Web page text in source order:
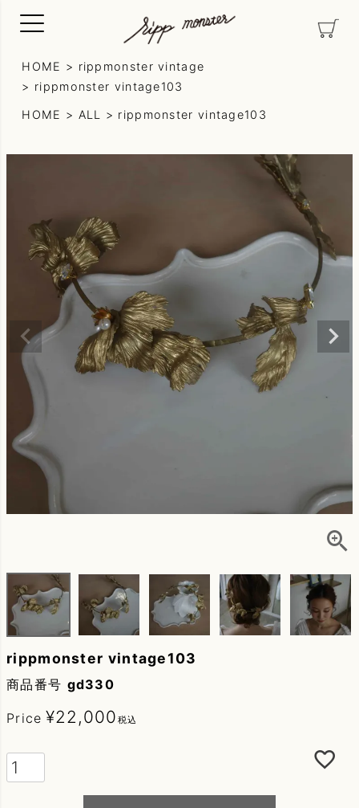
HOME
rippmonster vintage
rippmonster vintage103
HOME ALL rippmonster vintage103
rippmonster vintage103
商品番号 gd330
Price ¥22,000 税込